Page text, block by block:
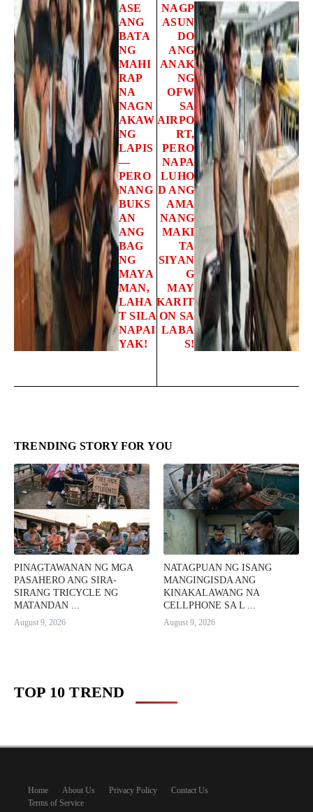
ASE
ANG
BATA
NG
MAHI
RAP
NA
NAGN
AKAW
NG
LAPIS
—
PERO
NANG
BUKS
AN
ANG
BAG
NG
MAYA
MAN,
LAHA
T SILA
NAPAI
YAK!
NAGP
ASUN
DO
ANG
ANAK
NG
OFW
SA
AIRPO
RT,
PERO
NAPA
LUHO
D ANG
AMA
NANG
MAKI
TA
SIYAN
G
MAY
KARIT
ON SA
LABA
S!
TRENDING STORY FOR YOU
PINAGTAWANAN NG MGA
PASAHERO ANG SIRA-
SIRANG TRICYCLE NG
MATANDAN ...
August 9, 2026
NATAGPUAN NG ISANG
MANGINGISDA ANG
KINAKALAWANG NA
CELLPHONE SA L ...
August 9, 2026
TOP 10 TREND
Home About Us Privacy Policy
Contact Us
Terms of Service